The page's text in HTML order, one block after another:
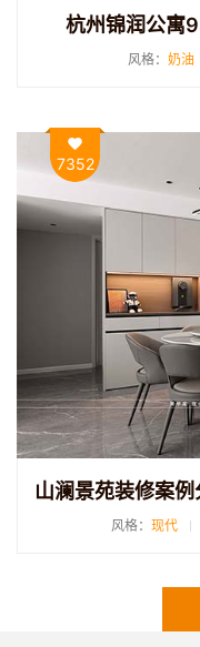
杭州锦润公寓
风格： 奶油
7352
山澜景苑装修案
风格： 现代